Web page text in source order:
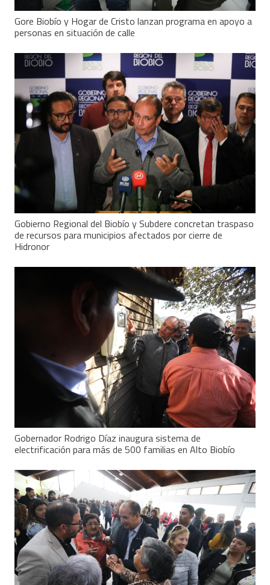
Gore Biobío y Hogar de Cristo lanzan programa en apoyo a
personas en situación de calle
Gobierno Regional del Biobío y Subdere concretan traspaso
de recursos para municipios afectados por cierre de
Hidronor
Gobernador Rodrigo Díaz inaugura sistema de
electrificación para más de 500 familias en Alto Biobío